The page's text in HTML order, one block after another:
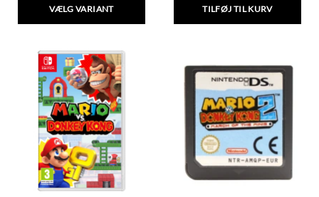
VÆLG VARIANT
har
flere
varianter.
Mulighederne
kan
vælges
på
varesiden
TILFØJ TIL KURV